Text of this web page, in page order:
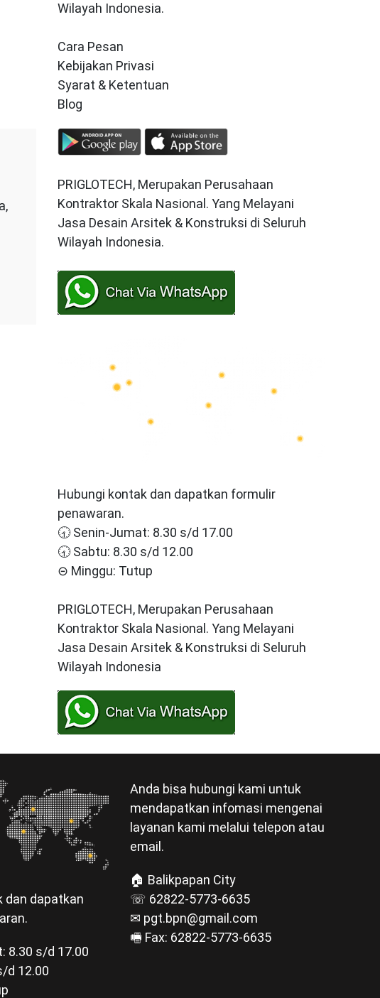
Wilayah Indonesia.
Cara Pesan
Kebijakan Privasi
Syarat & Ketentuan
Blog
PRIGLOTECH, Merupakan Perusahaan
Kontraktor Skala Nasional. Yang Melayani
Jasa Desain Arsitek & Konstruksi di Seluruh
Wilayah Indonesia.
Hubungi kontak dan dapatkan formulir
penawaran.
🕣 Senin-Jumat: 8.30 s/d 17.00
🕣 Sabtu: 8.30 s/d 12.00
⊝ Minggu: Tutup
PRIGLOTECH, Merupakan Perusahaan
Kontraktor Skala Nasional. Yang Melayani
Jasa Desain Arsitek & Konstruksi di Seluruh
Wilayah Indonesia
dan dapatkan
8.30 s/d 17.00
d 12.00
Anda bisa hubungi kami untuk
mendapatkan infomasi mengenai
layanan kami melalui telepon atau
email.
🏠 Balikpapan City
☏ 62822-5773-6635
✉ pgt.bpn@gmail.com
🖷 Fax: 62822-5773-6635